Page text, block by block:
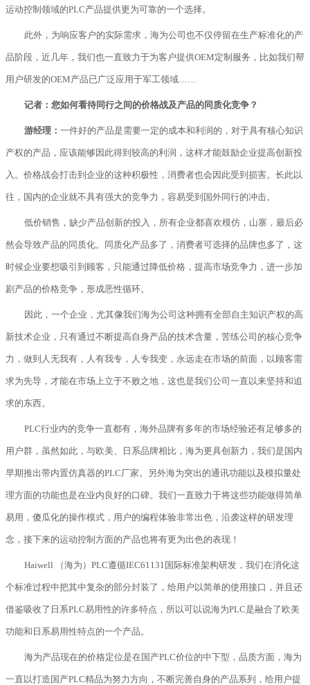
运动控制领域的PLC产品提供更为可靠的一个选择。
此外，为响应客户的实际需求，海为公司也不仅停留在生产标准化的产
品阶段，近几年，我们也一直致力于为客户提供OEM定制服务，比如我们帮
用户研发的OEM产品已广泛应用于军工领域……
记者：您如何看待同行之间的价格战及产品的同质化竞争？
游经理： 一件好的产品是需要一定的成本和利润的，对于具有核心知识
产权的产品，应该能够因此得到较高的利润，这样才能鼓励企业提高创新投
入。价格战会打击到企业的这种积极性，消费者也会因此受到损害。长此以
往，国内的企业就不具有强大的竞争力，容易受到国外同行的冲击。
低价销售，缺少产品创新的投入，所有企业都喜欢模仿，山寨，最后必
然会导致产品的同质化。同质化产品多了，消费者可选择的品牌也多了，这
时候企业要想吸引到顾客，只能通过降低价格，提高市场竞争力，进一步加
剧产品的价格竞争，形成恶性循环。
因此，一个企业，尤其像我们海为公司这种拥有全部自主知识产权的高
新技术企业，只有通过不断提高自身产品的技术含量，苦练公司的核心竞争
力，做到人无我有，人有我专，人专我变，永远走在市场的前面，以顾客需
求为先导，才能在市场上立于不败之地，这也是我们公司一直以来坚持和追
求的东西。
PLC行业内的竞争一直都有，海外品牌有多年的市场经验还有足够多的
用户群，虽然如此，与欧美、日系品牌相比，海为更具创新力，我们是国内
早期推出带内置仿真器的PLC厂家。另外海为突出的通讯功能以及模拟量处
理方面的功能也是在业内良好的口碑。我们一直致力于将这些功能做得简单
易用，傻瓜化的操作模式，用户的编程体验非常出色，沿袭这样的研发理
念，接下来的运动控制方面的产品也将有更为出色的表现！
Haiwell （海为）PLC遵循IEC61131国际标准架构研发，我们在消化这
个标准过程中把其中复杂的部分封装了，给用户以简单的使用接口，并且还
借鉴吸收了日系PLC易用性的许多特点，所以可以说海为PLC是融合了欧美
功能和日系易用性特点的一个产品。
海为产品现在的价格定位是在国产PLC价位的中下型，品质方面，海为
一直以打造国产PLC精品为努力方向，不断完善自身的产品系列，给用户提